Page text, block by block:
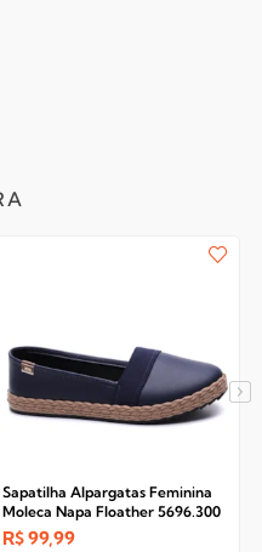
Sapatilha Alpargatas Feminina
Moleca Napa Floather 5696.300
NP
R$99,99